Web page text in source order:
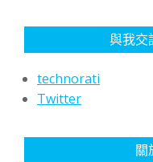
與我交
technorati
Twitter
關